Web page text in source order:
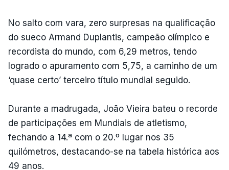
No salto com vara, zero surpresas na qualificação
do sueco Armand Duplantis, campeão olímpico e
recordista do mundo, com 6,29 metros, tendo
logrado o apuramento com 5,75, a caminho de um
‘quase certo’ terceiro título mundial seguido.
Durante a madrugada, João Vieira bateu o recorde
de participações em Mundiais de atletismo,
fechando a 14.ª com o 20.º lugar nos 35
quilómetros, destacando-se na tabela histórica aos
49 anos.